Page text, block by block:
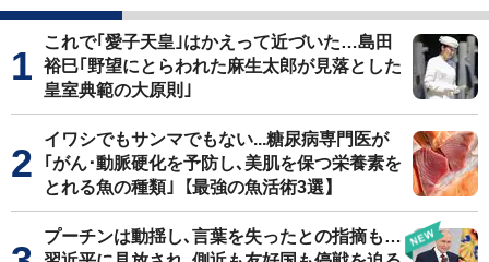
これで｢愛子天皇｣はかえって近づいた…島田
裕巳｢野望にとらわれた麻生太郎が見落とした
皇室典範の大原則｣
イワシでもサンマでもない...糖尿病専門医が
｢がん･動脈硬化を予防し､美肌を保つ栄養素を
とれる魚の種類｣【最強の魚活術3選】
プーチンは動揺し､言葉を失ったとの指摘も…